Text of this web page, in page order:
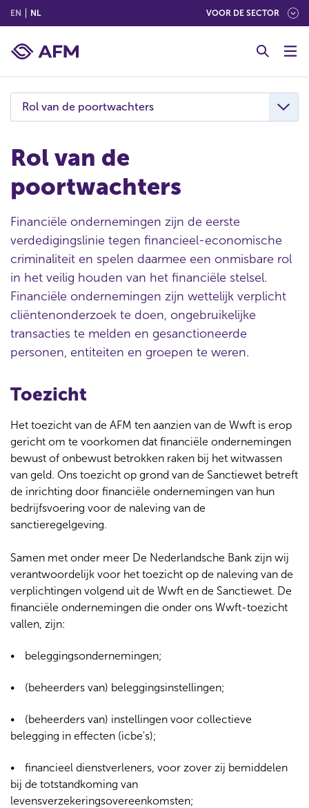
EN (ENGLISH)
NL(NEDERLANDS (NEDERLAND)) VOOR DE SECTOR
Rol van de poortwachters
Rol van de
poortwachters
Financiële ondernemingen zijn de eerste
verdedigingslinie tegen financieel-economische
criminaliteit en spelen daarmee een onmisbare rol
in het veilig houden van het financiële stelsel.
Financiële ondernemingen zijn wettelijk verplicht
cliëntenonderzoek te doen, ongebruikelijke
transacties te melden en gesanctioneerde
personen, entiteiten en groepen te weren.
Toezicht
Het toezicht van de AFM ten aanzien van de Wwft is erop
gericht om te voorkomen dat financiële ondernemingen
bewust of onbewust betrokken raken bij het witwassen
van geld. Ons toezicht op grond van de Sanctiewet betreft
de inrichting door financiële ondernemingen van hun
bedrijfsvoering voor de naleving van de
sanctieregelgeving.
Samen met onder meer De Nederlandsche Bank zijn wij
verantwoordelijk voor het toezicht op de naleving van de
verplichtingen volgend uit de Wwft en de Sanctiewet. De
financiële ondernemingen die onder ons Wwft-toezicht
vallen, zijn:
beleggingsondernemingen;
(beheerders van) beleggingsinstellingen;
(beheerders van) instellingen voor collectieve
belegging in effecten (icbe's);
financieel dienstverleners, voor zover zij bemiddelen
bij de totstandkoming van
levensverzekeringsovereenkomsten;